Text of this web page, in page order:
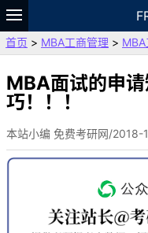
题库
故事 专题
VIP
资料
首页 > MBA工商管理 >
MBA面试的申
巧！！！
本站小编 免费考研网/2018-